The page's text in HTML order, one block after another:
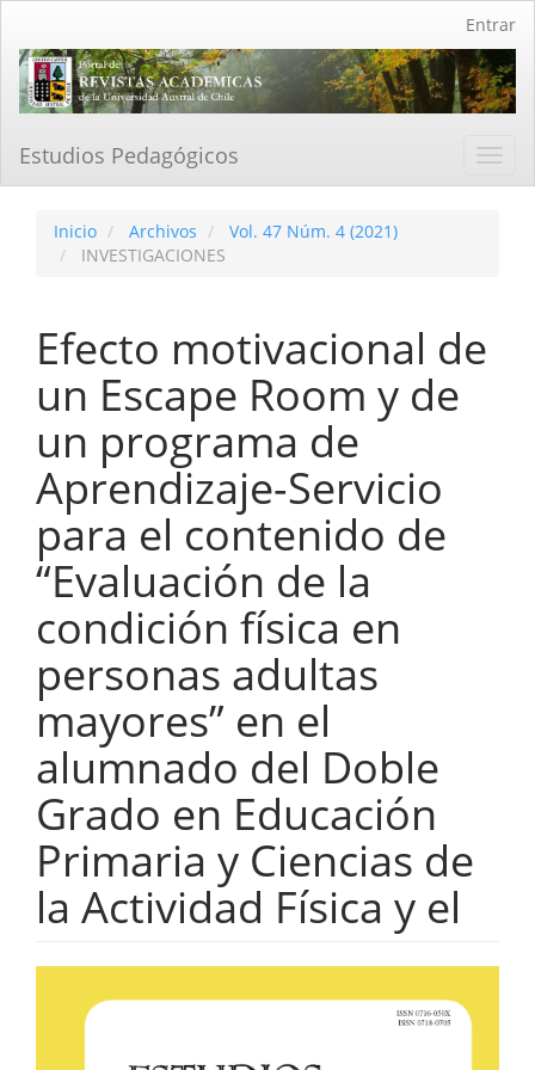
Contenido
principal
Barra
Entrar
Estudios Pedagógicos
Inicio Archivos
Vol. 47 Núm. 4 (2021)
INVESTIGACIONES
Efecto motivacional de
un Escape Room y de
un programa de
Aprendizaje-Servicio
para el contenido de
“Evaluación de la
condición física en
personas adultas
mayores” en el
alumnado del Doble
Grado en Educación
Primaria y Ciencias de
la Actividad Física y el
lateral